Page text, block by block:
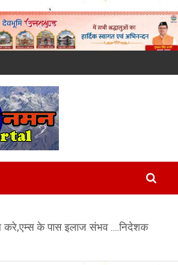
Breaking
News in
करे,एम्स के पास इलाज संभव ….निदेशक